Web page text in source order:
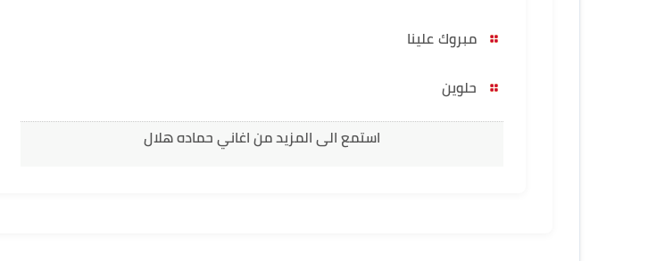
مبروك علينا
حلوين
استمع الى المزيد من اغاني حماده هلال